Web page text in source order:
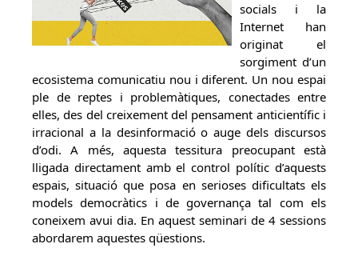
socials i la
Internet han
originat el
sorgiment d’un
ecosistema comunicatiu nou i diferent. Un nou espai
ple de reptes i problemàtiques, conectades entre
elles, des del creixement del pensament anticientífic i
irracional a la desinformació o auge dels discursos
d’odi. A més, aquesta tessitura preocupant està
lligada directament amb el control polític d’aquests
espais, situació que posa en serioses dificultats els
models democràtics i de governança tal com els
coneixem avui dia. En aquest seminari de 4 sessions
abordarem aquestes qüestions.